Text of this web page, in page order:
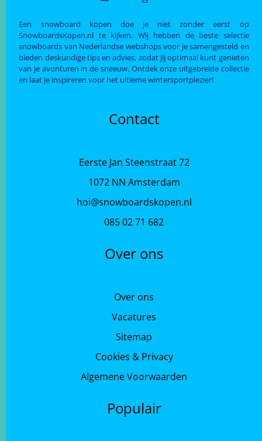
Een snowboard kopen doe je niet zonder eerst op
SnowboardsKopen.nl te kijken. Wij hebben de beste selectie
snowboards van Nederlandse webshops voor je samengesteld en
bieden deskundige tips en advies, zodat jij optimaal kunt genieten
van je avonturen in de sneeuw. Ontdek onze uitgebreide collectie
en laat je inspireren voor het ultieme wintersportplezier!
Contact
Eerste Jan Steenstraat 72
1072 NN Amsterdam
hoi@snowboardskopen.nl
085 02 71 682
Over ons
Over ons
Vacatures
Sitemap
Cookies & Privacy
Algemene Voorwaarden
Populair